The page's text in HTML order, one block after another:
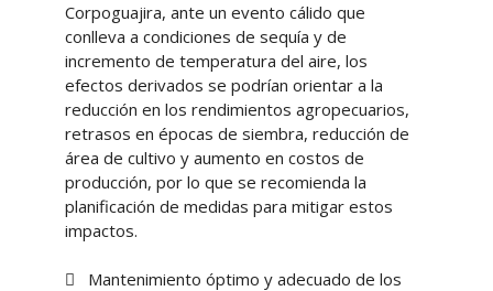
Corpoguajira, ante un evento cálido que
conlleva a condiciones de sequía y de
incremento de temperatura del aire, los
efectos derivados se podrían orientar a la
reducción en los rendimientos agropecuarios,
retrasos en épocas de siembra, reducción de
área de cultivo y aumento en costos de
producción, por lo que se recomienda la
planificación de medidas para mitigar estos
impactos.
 Mantenimiento óptimo y adecuado de los